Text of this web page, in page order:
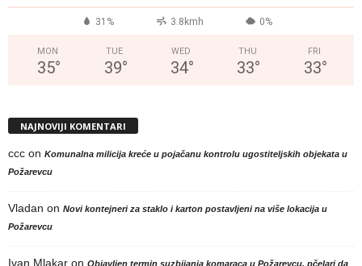
31% 3.8kmh 0%
MON
35°
TUE
39°
WED
34°
THU
33°
FRI
33°
NAJNOVIJI KOMENTARI
ccc on Komunalna milicija kreće u pojačanu kontrolu ugostiteljskih objekata u
Požarevcu
Vladan on Novi kontejneri za staklo i karton postavljeni na više lokacija u
Požarevcu
Ivan Mlakar on Objavljen termin suzbijanja komaraca u Požarevcu, pčelari da